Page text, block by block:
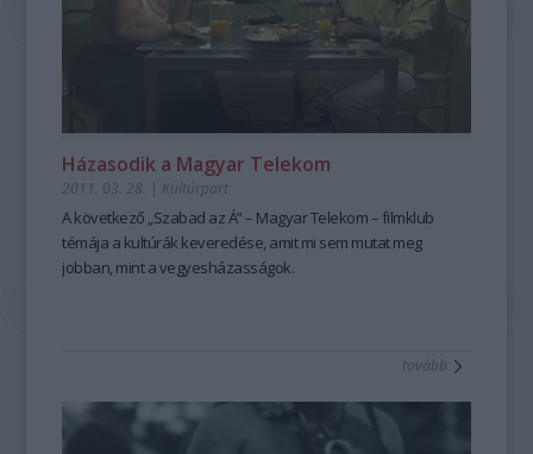
Házasodik a Magyar Telekom
2011. 03. 28. | Kultúrpart
A következő „Szabad az Á” – Magyar Telekom – filmklub
témája a kultúrák keveredése, amit mi sem mutat meg
jobban, mint a vegyesházasságok.
tovább